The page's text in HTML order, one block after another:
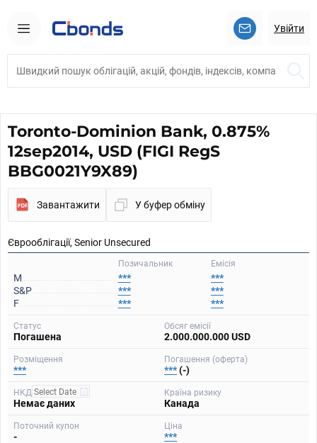
Увійти
Toronto-Dominion Bank, 0.875%
12sep2014, USD (FIGI RegS
BBG0021Y9X89)
Завантажити У буфер обміну
Єврооблігації, Senior Unsecured
Емісія
Позичальник
M ***
***
S&P
***
***
F
***
***
Статус
Погашена
Обсяг емісії
2.000.000.000 USD
Розміщення
***
Погашення (оферта)
***(-)
НКД
Немає даних
Країна ризику
Канада
Поточний купон
-
Ціна
***